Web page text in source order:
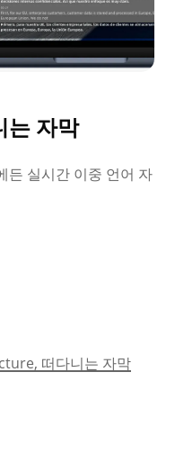
는 자막
든 실시간 이중 언어 자
떠다니는 자막